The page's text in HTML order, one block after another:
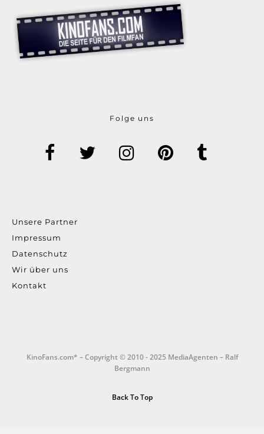
Folge uns
Unsere Partner
Impressum
Datenschutz
Wir über uns
Kontakt
KinoFans.com* – Copyright © 2010 - 2025 MediaAgenten – Ralf
Bergmann
Back To Top